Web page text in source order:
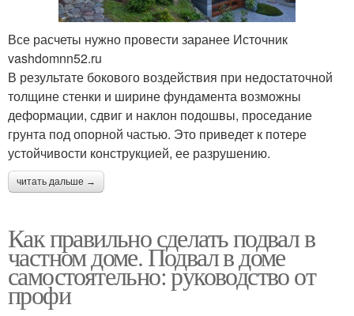
Все расчеты нужно провести заранее Источник
vashdomnn52.ru
В результате бокового воздействия при недостаточной
толщине стенки и ширине фундамента возможны
деформации, сдвиг и наклон подошвы, проседание
грунта под опорной частью. Это приведет к потере
устойчивости конструкцией, ее разрушению.
читать дальше →
Как правильно сделать подвал в
частном доме. Подвал в доме
самостоятельно: руководство от
профи